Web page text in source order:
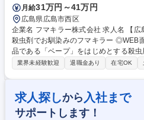
月給31万円～41万円
広島県広島市西区
企業名 フマキラー株式会社 求人名 【広島】提案営業★アルコール除菌、
殺虫剤でお馴染みのフマキラー ◎WEB面接可 仕事の内容 ■当社
品である「ベープ」をはじめとする殺
菌」といった家庭用品、園芸用品など
）への本部商談と店頭での販売促進を
販売動向の調査 ・製品や売場レイアウ
（ディスプレイや販促物の企画）等。
するやりがいのある営業です ■弊社は
業界未経験歓迎 退職金あり 在宅OK
求人探しから 入社まで
サポートします！